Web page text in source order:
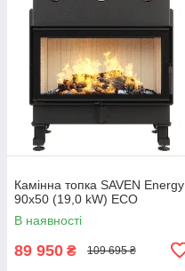
Камінна топка SAVEN Energy
90х50 (19,0 kW) ECO
В наявності
89 950 ₴ 109 695 ₴